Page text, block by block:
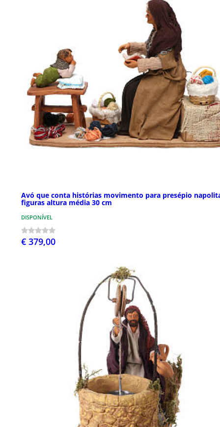
Avó que conta histórias movimento para presépio
figuras altura média 30 cm
DISPONÍVEL
€ 379,00